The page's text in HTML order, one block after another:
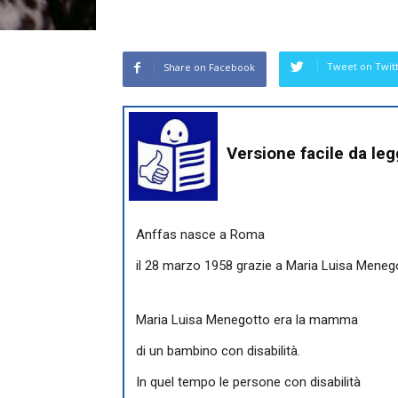
Share on Facebook Tweet on
Versione facile da
Anffas nasce a Roma
il 28 marzo 1958 grazie a Maria Luisa
Maria Luisa Menegotto era la mamma
di un bambino con disabilità.
In quel tempo le persone con disabilità